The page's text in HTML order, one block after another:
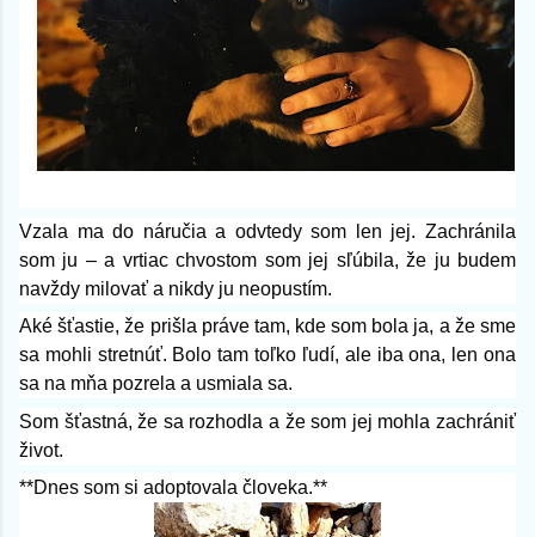
Vzala ma do náručia a odvtedy som len jej. Zachránila
som ju – a vrtiac chvostom som jej sľúbila, že ju budem
navždy milovať a nikdy ju neopustím.
Aké šťastie, že prišla práve tam, kde som bola ja, a že sme
sa mohli stretnúť. Bolo tam toľko ľudí, ale iba ona, len ona
sa na mňa pozrela a usmiala sa.
Som šťastná, že sa rozhodla a že som jej mohla zachrániť
život.
**Dnes som si adoptovala človeka.**